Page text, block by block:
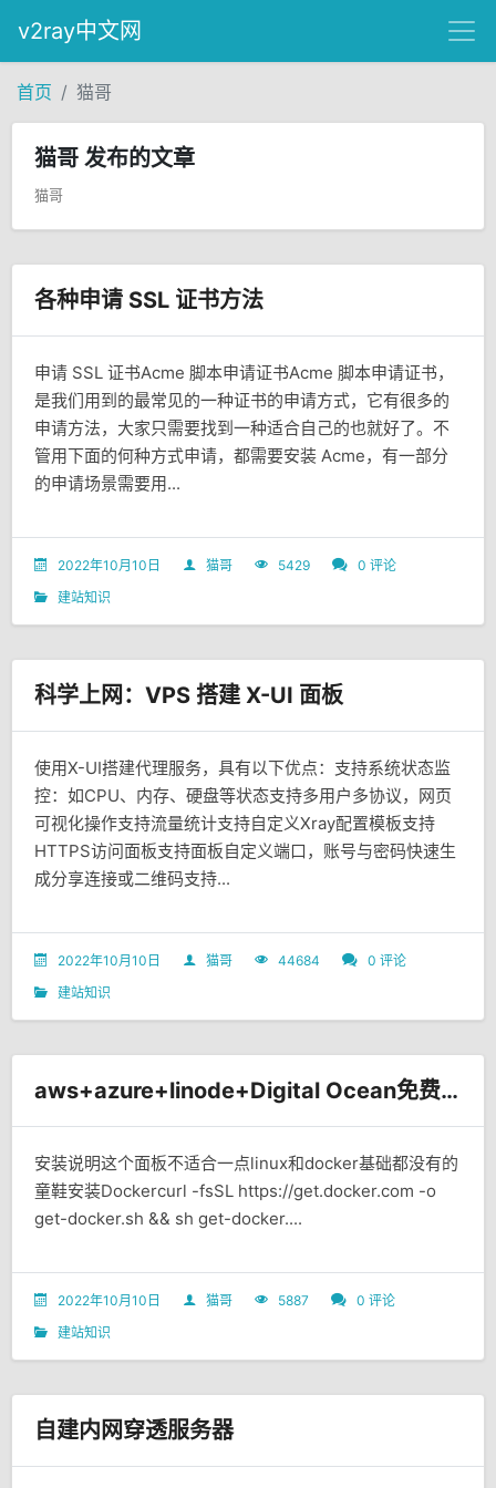
v2ray中文网
首页 猫哥
猫哥 发布的文章
猫哥
各种申请 SSL 证书方法
申请 SSL 证书Acme 脚本申请证书Acme 脚本申请证书，
是我们用到的最常见的一种证书的申请方式，它有很多的
申请方法，大家只需要找到一种适合自己的也就好了。不
管用下面的何种方式申请，都需要安装 Acme，有一部分
的申请场景需要用...
2022年10月10日 猫哥 5429
0 评论
建站知识
科学上网：VPS 搭建 X-UI 面板
使用X-UI搭建代理服务，具有以下优点：支持系统状态监
控：如CPU、内存、硬盘等状态支持多用户多协议，网页
可视化操作支持流量统计支持自定义Xray配置模板支持
HTTPS访问面板支持面板自定义端口，账号与密码快速生
成分享连接或二维码支持...
2022年10月10日 猫哥 44684
0 评论
建站知识
aws+azure+linode+Digital Ocean免费开机面板搭建文档
安装说明这个面板不适合一点linux和docker基础都没有的
童鞋安装Dockercurl -fsSL https://get.docker.com -o
get-docker.sh && sh get-docker....
2022年10月10日 猫哥 5887
0 评论
建站知识
自建内网穿透服务器